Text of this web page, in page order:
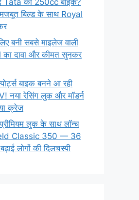
बिल्ड के साथ Royal
बनी सबसे माइलेज वाली
दावा और कीमत सुनकर
बाइक बनने आ रही
नया रेसिंग लुक और मॉडर्न
क्रेज
लुक के साथ लॉन्च
Classic 350 — 36
लोगों की दिलचस्पी